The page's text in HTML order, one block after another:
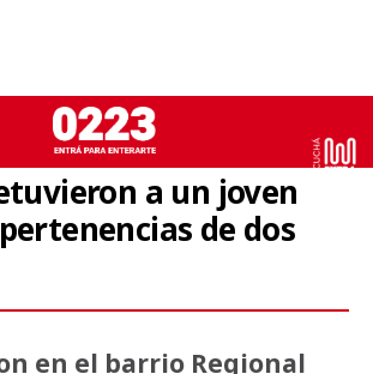
a un joven
de dos
en el barrio Regional